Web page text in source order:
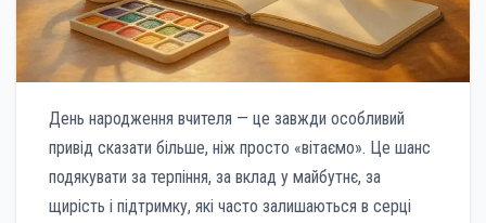
День народження вчителя — це завжди особливий
привід сказати більше, ніж просто «вітаємо». Це шанс
подякувати за терпіння, за вклад у майбутнє, за
щирість і підтримку, які часто залишаються в серці